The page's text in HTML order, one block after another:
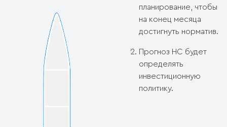
планирование, чтобы
на конец месяца
достигнуть норматив.
Прогноз НС будет
определять
инвестиционную
политику.